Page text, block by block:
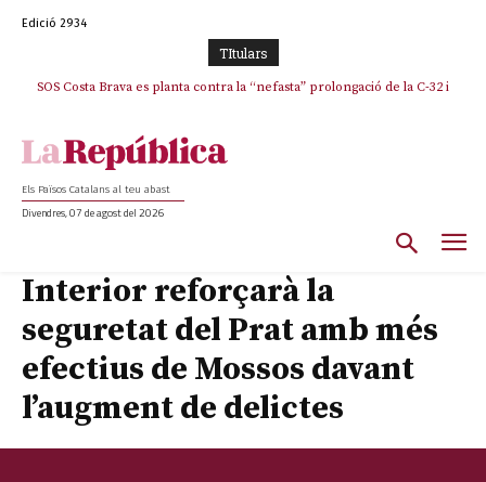
Edició 2934
TItulars
SOS Costa Brava es planta contra la “nefasta” prolongació de la C-32 i
Els Països Catalans al teu abast
Divendres, 07 de agost del 2026
Interior reforçarà la
seguretat del Prat amb més
efectius de Mossos davant
l’augment de delictes